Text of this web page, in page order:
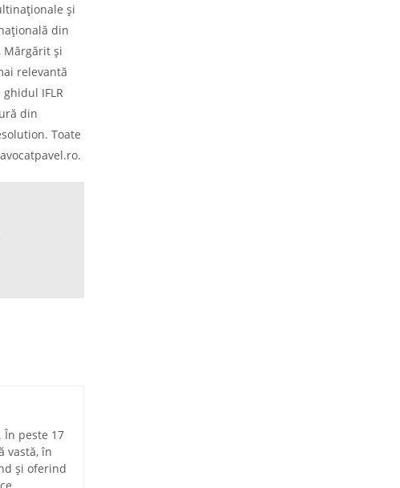
și
din
Mărgărit și
relevantă
IFLR
din
Toate
În peste 17
vastă, în
și oferind